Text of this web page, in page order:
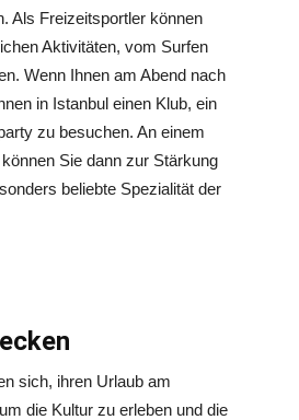
Als Freizeitsportler können
Aktivitäten, vom Surfen
Wenn Ihnen am Abend nach
in Istanbul einen Klub, ein
zu besuchen. An einem
Sie dann zur Stärkung
beliebte Spezialität der
sich, ihren Urlaub am
die Kultur zu erleben und die